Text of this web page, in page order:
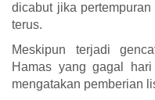
dicabut jika
terus.
Meskipun terjadi
Hamas yang gagal
mengatakan pemberian